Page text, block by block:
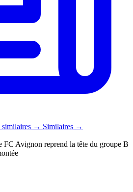
similaires → Similaires →